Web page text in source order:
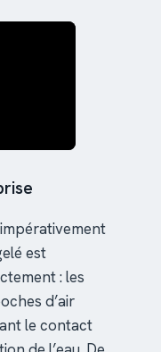
est
: les
d’air
le contact